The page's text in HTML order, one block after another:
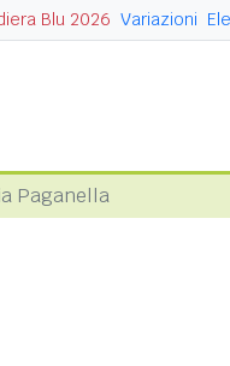
Blu 2026 Variazioni
Paganella